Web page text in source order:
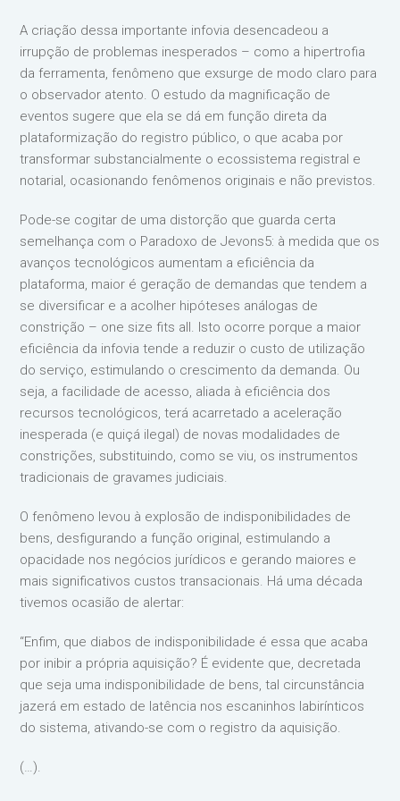
A criação dessa importante infovia desencadeou a
irrupção de problemas inesperados – como a hipertrofia
da ferramenta, fenômeno que exsurge de modo claro para
o observador atento. O estudo da magnificação de
eventos sugere que ela se dá em função direta da
plataformização do registro público, o que acaba por
transformar substancialmente o ecossistema registral e
notarial, ocasionando fenômenos originais e não previstos.
Pode-se cogitar de uma distorção que guarda certa
semelhança com o Paradoxo de Jevons5: à medida que os
avanços tecnológicos aumentam a eficiência da
plataforma, maior é geração de demandas que tendem a
se diversificar e a acolher hipóteses análogas de
constrição – one size fits all. Isto ocorre porque a maior
eficiência da infovia tende a reduzir o custo de utilização
do serviço, estimulando o crescimento da demanda. Ou
seja, a facilidade de acesso, aliada à eficiência dos
recursos tecnológicos, terá acarretado a aceleração
inesperada (e quiçá ilegal) de novas modalidades de
constrições, substituindo, como se viu, os instrumentos
tradicionais de gravames judiciais.
O fenômeno levou à explosão de indisponibilidades de
bens, desfigurando a função original, estimulando a
opacidade nos negócios jurídicos e gerando maiores e
mais significativos custos transacionais. Há uma década
tivemos ocasião de alertar:
“Enfim, que diabos de indisponibilidade é essa que acaba
por inibir a própria aquisição? É evidente que, decretada
que seja uma indisponibilidade de bens, tal circunstância
jazerá em estado de latência nos escaninhos labirínticos
do sistema, ativando-se com o registro da aquisição.
(…).